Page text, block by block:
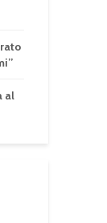
al